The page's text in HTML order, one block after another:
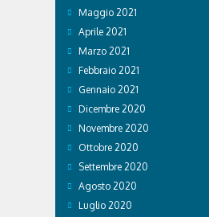
Maggio 2021
Aprile 2021
Marzo 2021
Febbraio 2021
Gennaio 2021
Dicembre 2020
Novembre 2020
Ottobre 2020
Settembre 2020
Agosto 2020
Luglio 2020